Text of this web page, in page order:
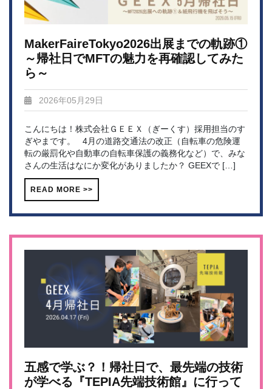
MakerFaireTokyo2026出展までの軌跡①
～帰社日でMFTの魅力を再確認してみた
ら～
2026年05月29日
こんにちは！株式会社ＧＥＥＸ（ぎーくす）採用担当のす
ぎやまです。 4月の道路交通法の改正（自転車の危険運
転の厳罰化や自動車の自転車保護の義務化など）で、みな
さんの生活はなにか変化がありましたか？ GEEXで […]
READ MORE >>
五感で学ぶ？！帰社日で、最先端の技術
が学べる『TEPIA先端技術館』に行って